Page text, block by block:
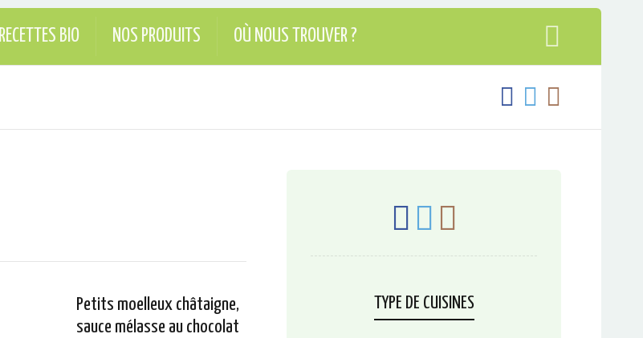
RECETTES BIO NOS PRODUITS OÙ NOUS TROUVER ?
Petits moelleux châtaigne,
sauce mélasse au chocolat
TYPE DE CUISINES